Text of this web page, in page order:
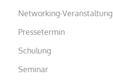
Networking-Veranstaltung
Pressetermin
Schulung
Seminar